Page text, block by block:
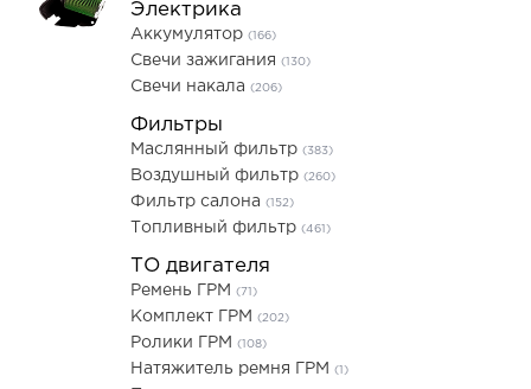
Электрика
Аккумулятор (166)
Свечи зажигания (130)
Свечи накала (206)
Фильтры
Маслянный фильтр (383)
Воздушный фильтр (260)
Фильтр салона (152)
Топливный фильтр (461)
ТО двигателя
Ремень ГРМ (71)
Комплект ГРМ (202)
Ролики ГРМ (108)
Натяжитель ремня ГРМ (1)